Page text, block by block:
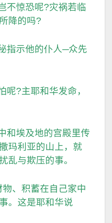
不惊恐呢?灾祸若临
降的吗?
指示他的仆人─众先
呢?主耶和华发命，
和埃及地的宫殿里传
玛利亚的山上，就
乱与欺压的事。
、积蓄在自己家中
。这是耶和华说